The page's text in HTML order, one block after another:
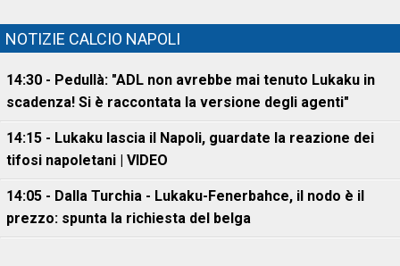
NOTIZIE CALCIO NAPOLI
14:30 - Pedullà: "ADL non avrebbe mai tenuto Lukaku in
scadenza! Si è raccontata la versione degli agenti"
14:15 - Lukaku lascia il Napoli, guardate la reazione dei
tifosi napoletani | VIDEO
14:05 - Dalla Turchia - Lukaku-Fenerbahce, il nodo è il
prezzo: spunta la richiesta del belga